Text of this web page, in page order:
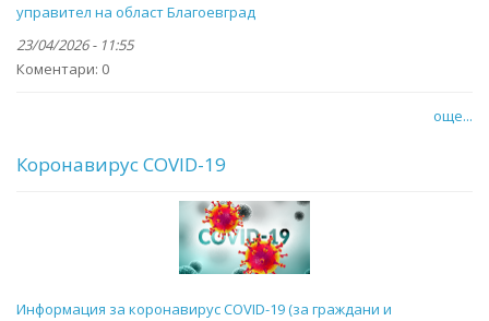
управител на област Благоевград
23/04/2026 - 11:55
Коментари: 0
още...
Коронавирус COVID-19
Информация за коронавирус COVID-19 (за граждани и